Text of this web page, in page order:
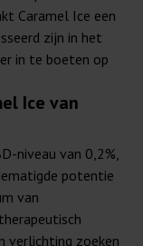
Caramel Ice een
zijn in het
in te boeten op
Ice van
niveau van 0,2%,
potentie
van
verlichting zoeken